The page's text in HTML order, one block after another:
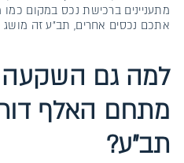
מתעניינים ברכישת נכס במקום כמו
אתכם נכסים אחרים, תב״ע זה מושג
למה גם השקעה
מתחם האלף
תב״ע?